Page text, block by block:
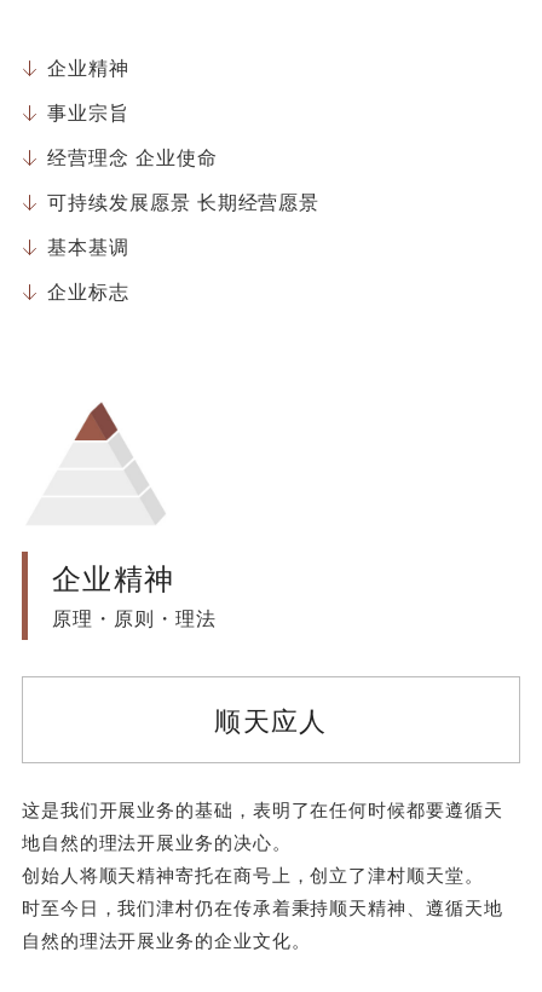
企业精神
事业宗旨
经营理念 企业使命
可持续发展愿景 长期经营愿景
基本基调
企业标志
企业精神
原理・原则・理法
顺天应人
这是我们开展业务的基础，表明了在任何时候都要遵循天
地自然的理法开展业务的决心。
创始人将顺天精神寄托在商号上，创立了津村顺天堂。
时至今日，我们津村仍在传承着秉持顺天精神、遵循天地
自然的理法开展业务的企业文化。